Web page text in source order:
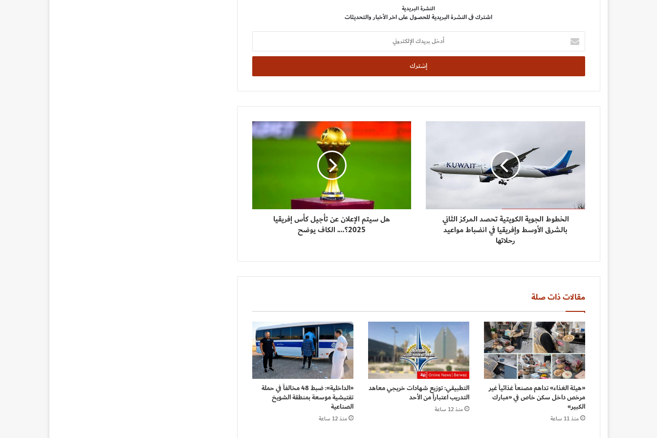
النشرة البريدية
اشترك فى النشرة البريدية للحصول على اخر الأخبار والتحديثات
أدخل
بريدك
الإلكتروني
الخطوط الجوية الكويتية تحصد المركز الثاني
بالشرق الأوسط وإفريقيا في انضباط مواعيد
رحلاتها
هل سيتم الإعلان عن تأجيل كأس إفريقيا
2025؟.... الكاف يوضح
مقالات ذات صلة
«هيئة الغذاء» تداهم مصنعاً غذائياً غير
مرخص داخل سكن خاص في «مبارك
الكبير»
منذ 11 ساعة
التطبيقي: توزيع شهادات خريجي معاهد
التدريب اعتباراً من الأحد
منذ 12 ساعة
«الداخلية»: ضبط 48 مخالفاً في حملة
تفتيشية موسعة بمنطقة الشويخ
الصناعية
منذ 12 ساعة